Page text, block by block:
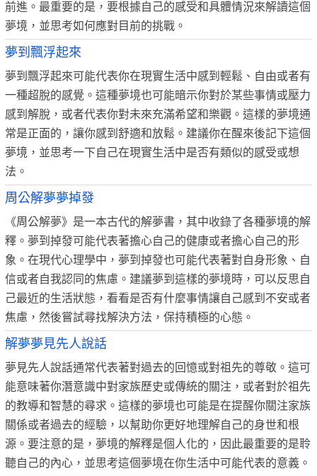
前進。最重要的是，要根據自己的感受和具體情況來解讀這個
夢境，並思考如何應對目前的挑戰。
夢到飄浮起來
夢到飄浮起來可能代表你在現實生活中感到輕鬆、自由或者有
一種超脫的感覺。這種夢境也可能暗示你對於某些事情或壓力
感到解脫，或者代表你對未來充滿希望和樂觀。這樣的夢境通
常是正面的，讓你感到舒適和放鬆。建議你在醒來後記下這個
夢境，並思考一下自己在現實生活中是否有類似的感受或想
法。
周公解夢夢掉發
《周公解夢》是一本古代的解夢書，其中收錄了各種夢境的解
釋。夢到掉發可能代表著擔心自己的健康或者擔心自己的形
象。在現代心理學中，夢到掉發也可能代表著對自身形象、自
信或者自我認同的焦慮。建議夢到這樣的夢境時，可以反思自
己最近的生活狀態，看看是否有什麼事情讓自己感到不安或者
焦慮，然後嘗試尋找解決方法，保持積極的心態。
解夢夢見先人說話
夢見先人說話通常代表著對過去的回憶或對祖先的尊敬。這可
能意味著你潛意識中對家族歷史或傳統的關注，或者對於祖先
的教導和智慧的尋求。這樣的夢境也可能是在提醒你關注家族
關係或者過去的經驗，以幫助你更好地理解自己的身世和根
源。要注意的是，夢境的解釋是個人化的，因此最重要的是聆
聽自己的內心，並思考這個夢境在你生活中可能代表的意義。